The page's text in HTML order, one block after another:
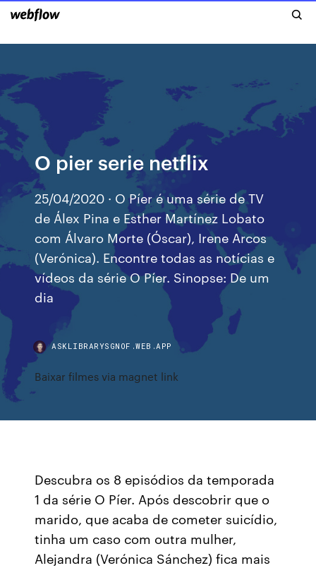
O pier serie netflix
25/04/2020 · O Píer é uma série de TV
de Álex Pina e Esther Martínez Lobato
com Álvaro Morte (Óscar), Irene Arcos
(Verónica). Encontre todas as notícias e
vídeos da série O Píer. Sinopse: De um
dia
ASKLIBRARYSGNOF.WEB.APP
Baixar filmes via magnet link
Descubra os 8 episódios da temporada
1 da série O Píer. Após descobrir que o
marido, que acaba de cometer suicídio,
tinha um caso com outra mulher,
Alejandra (Verónica Sánchez) fica mais